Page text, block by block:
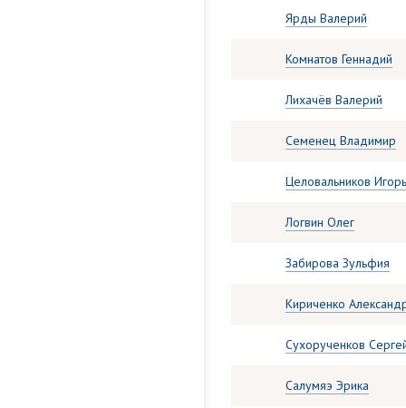
Ярды Валерий
Комнатов Геннадий
Лихачёв Валерий
Семенец Владимир
Целовальников Игорь
Логвин Олег
Забирова Зульфия
Кириченко
Сухорученков
Салумяэ Эрика